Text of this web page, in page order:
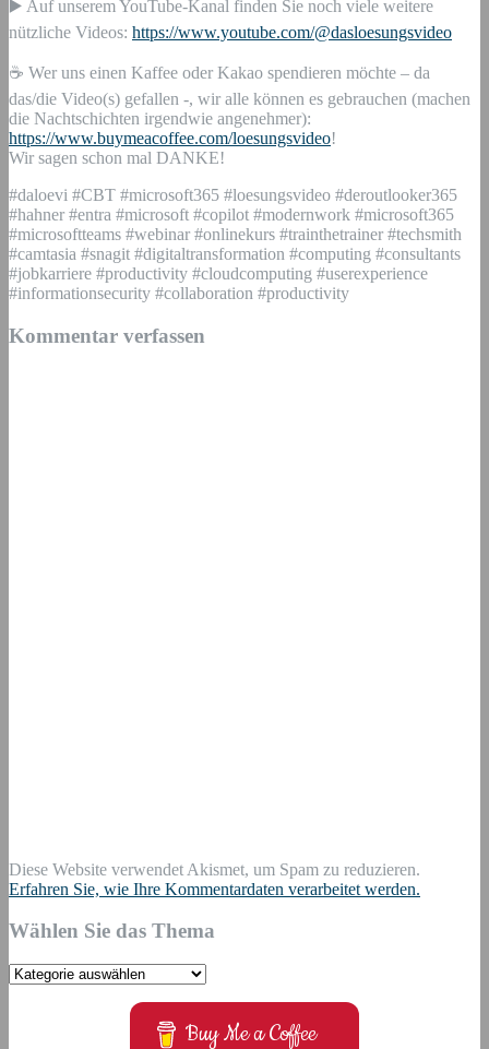
▶️ Auf unserem YouTube-Kanal finden Sie noch viele weitere
nützliche Videos: https://www.youtube.com/@dasloesungsvideo
☕ Wer uns einen Kaffee oder Kakao spendieren möchte – da
das/die Video(s) gefallen -, wir alle können es gebrauchen (machen
die Nachtschichten irgendwie angenehmer):
https://www.buymeacoffee.com/loesungsvideo!
Wir sagen schon mal DANKE!
#daloevi #CBT #microsoft365 #loesungsvideo #deroutlooker365
#hahner #entra #microsoft #copilot #modernwork #microsoft365
#microsoftteams #webinar #onlinekurs #trainthetrainer #techsmith
#camtasia #snagit #digitaltransformation #computing #consultants
#jobkarriere #productivity #cloudcomputing #userexperience
#informationsecurity #collaboration #productivity
Kommentar verfassen
Diese Website verwendet Akismet, um Spam zu reduzieren.
Erfahren Sie, wie Ihre Kommentardaten verarbeitet werden.
Wählen Sie das Thema
Wählen
Buy Me a Coffee